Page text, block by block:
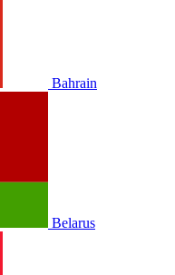
Bahrain
Belarus